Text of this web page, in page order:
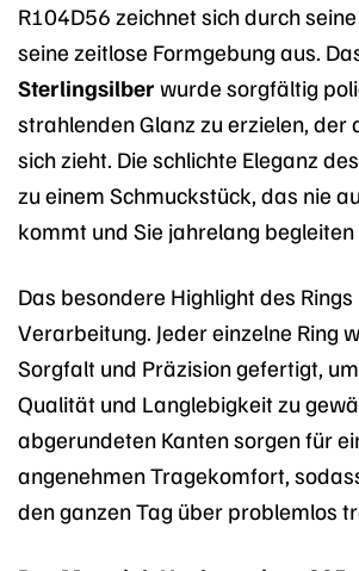
R104D56 zeichnet sich durch
seine zeitlose Formgebung aus.
Sterlingsilber wurde sorgfältig
strahlenden Glanz zu erzielen, der
sich zieht. Die schlichte Eleganz
zu einem Schmuckstück, das nie
kommt und Sie jahrelang
Das besondere Highlight des
Verarbeitung. Jeder einzelne Ring
Sorgfalt und Präzision gefertigt,
Qualität und Langlebigkeit zu
abgerundeten Kanten sorgen für
angenehmen Tragekomfort,
den ganzen Tag über problemlos